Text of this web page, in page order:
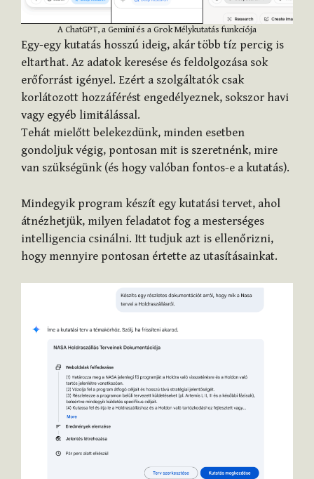
A ChatGPT, a Gemini és a Grok Mélykutatás funkciója
Egy-egy kutatás hosszú ideig, akár több tíz percig is
eltarthat. Az adatok keresése és feldolgozása sok
erőforrást igényel. Ezért a szolgáltatók csak
korlátozott hozzáférést engedélyeznek, sokszor havi
vagy egyéb limitálással.
Tehát mielőtt belekezdünk, minden esetben
gondoljuk végig, pontosan mit is szeretnénk, mire
van szükségünk (és hogy valóban fontos-e a kutatás).
Mindegyik program készít egy kutatási tervet, ahol
átnézhetjük, milyen feladatot fog a mesterséges
intelligencia csinálni. Itt tudjuk azt is ellenőrizni,
hogy mennyire pontosan értette az utasításainkat.